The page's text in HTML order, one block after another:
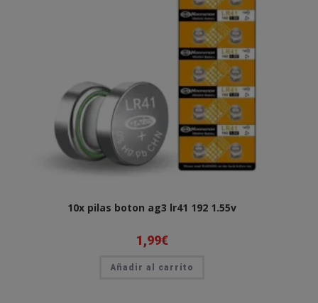
10x pilas boton ag3 lr41 192 1.55v
1,99€
Añadir al carrito